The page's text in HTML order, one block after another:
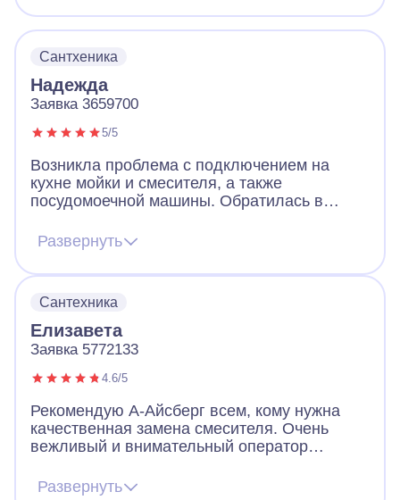
Сантхеника
Надежда
Заявка 3659700
5/5
Возникла проблема с подключением на
кухне мойки и смесителя, а также
посудомоечной машины. Обратилась в
Мастер перезвонил в течение двух часов
после оформления заявки, и через полчаса
приехал. Сам съездил за деталями в
работу. Оплата заказа была по
прейскуранту. После работы мастера не
осталось вопросов. Все работает исправно.
Развернуть
Сантехника
Елизавета
Заявка 5772133
4.6/5
Рекомендую А-Айсберг всем, кому нужна
качественная замена смесителя. Очень
вежливый и внимательный оператор
приедет через час. Мне не нужно было так
Развернуть